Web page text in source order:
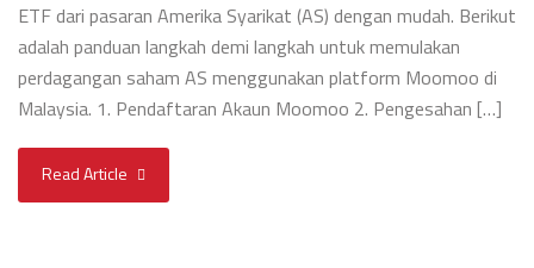
ETF dari pasaran Amerika Syarikat (AS) dengan mudah. Berikut
adalah panduan langkah demi langkah untuk memulakan
perdagangan saham AS menggunakan platform Moomoo di
Malaysia. 1. Pendaftaran Akaun Moomoo 2. Pengesahan […]
Read Article